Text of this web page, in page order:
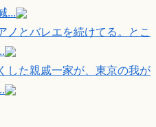
...
ノとバレエを続けてる。とこ
した親戚一家が、東京の我が